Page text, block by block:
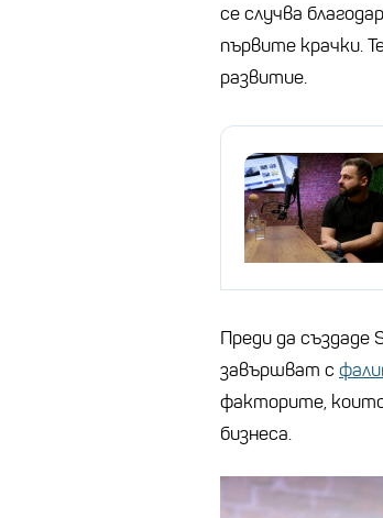
се случва
първите крачки.
развитие.
Преди да създаде
завършват с
факторите, които
бизнеса.